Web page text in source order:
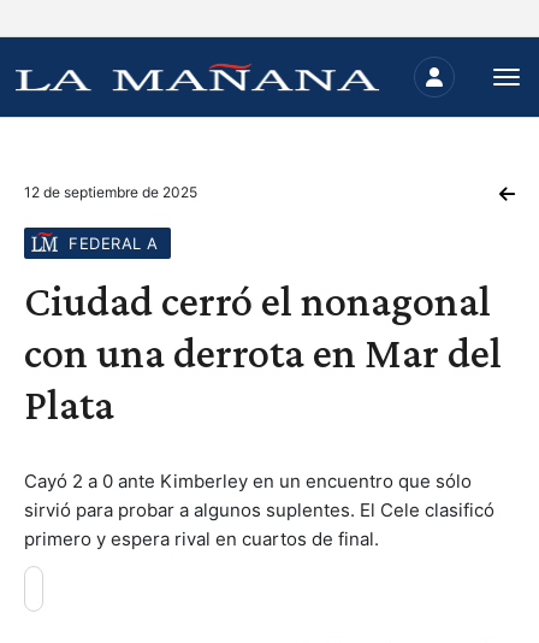
12 de septiembre de 2025
FEDERAL A
Ciudad cerró el nonagonal
con una derrota en Mar del
Plata
Cayó 2 a 0 ante Kimberley en un encuentro que sólo
sirvió para probar a algunos suplentes. El Cele clasificó
primero y espera rival en cuartos de final.